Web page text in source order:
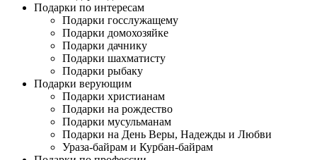
Подарки по интересам
Подарки госслужащему
Подарки домохозяйке
Подарки дачнику
Подарки шахматисту
Подарки рыбаку
Подарки верующим
Подарки христианам
Подарки на рождество
Подарки мусульманам
Подарки на День Веры, Надежды и Любви
Ураза-байрам и Курбан-байрам